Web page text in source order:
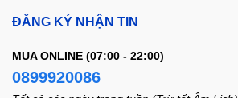
ĐĂNG KÝ NHẬN TIN
MUA ONLINE (07:00 - 22:00)
0899920086